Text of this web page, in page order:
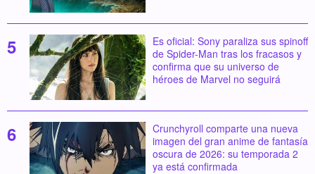
Es oficial: Sony paraliza sus spinoff
de Spider-Man tras los fracasos y
confirma que su universo de
héroes de Marvel no seguirá
Crunchyroll comparte una nueva
imagen del gran anime de fantasía
oscura de 2026: su temporada 2
ya está confirmada